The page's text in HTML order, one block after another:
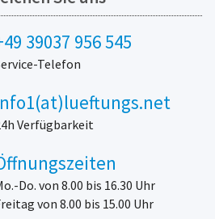
39037 956 545
Telefon
Verfügbarkeit
Do. von 8.00 bis 16.30 Uhr
von 8.00 bis 15.00 Uhr